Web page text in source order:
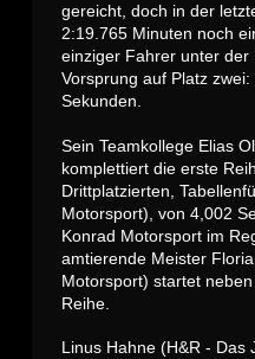
gereicht, doch in der
2:19.765 Minuten noch
einziger Fahrer unter
Vorsprung auf Platz
Sekunden.
Sein Teamkollege Elias
komplettiert die erste
Drittplatzierten,
Motorsport), von 4,002
Konrad Motorsport im
amtierende Meister
Motorsport) startet
Reihe.
Linus Hahne (H&R - Das